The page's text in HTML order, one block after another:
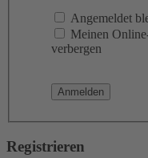
Angemeldet
Meinen
verbergen
Registrieren